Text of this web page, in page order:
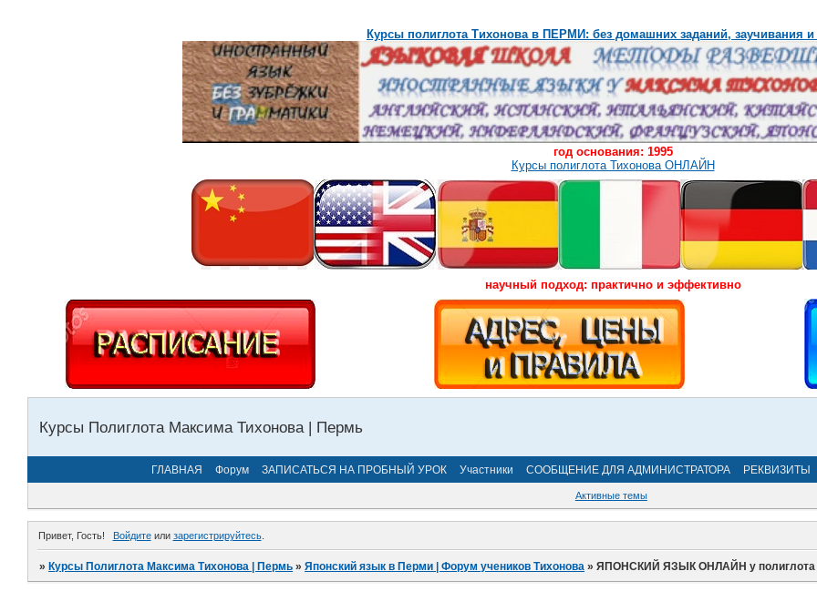
Курсы полиглота Тихонова в ПЕРМИ: без домашних заданий, заучивания и
год основания: 1995
Курсы полиглота Тихонова ОНЛАЙН
научный подход: практично и эффективно
Курсы Полиглота Максима Тихонова | Пермь
ГЛАВНАЯ Форум ЗАПИСАТЬСЯ НА ПРОБНЫЙ УРОК Участники СООБЩЕНИЕ ДЛЯ АДМИНИСТРАТОРА РЕКВИЗИТЫ
Активные темы
Привет, Гость! Войдитеили зарегистрируйтесь.
»Курсы Полиглота Максима Тихонова | Пермь »Японский язык в Перми | Форум учеников Тихонова »ЯПОНСКИЙ ЯЗЫК ОНЛАЙН у полиглота